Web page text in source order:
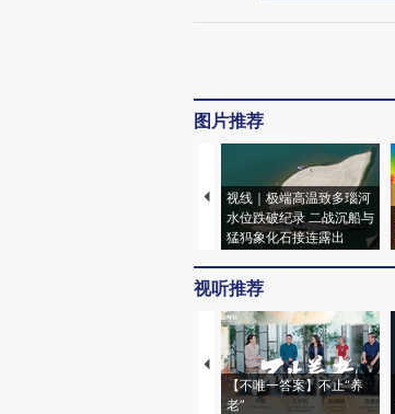
图片推荐
视线｜极端高温致多瑙河
水位跌破纪录 二战沉船与
猛犸象化石接连露出
视听推荐
【不唯一答案】不止“养
老”